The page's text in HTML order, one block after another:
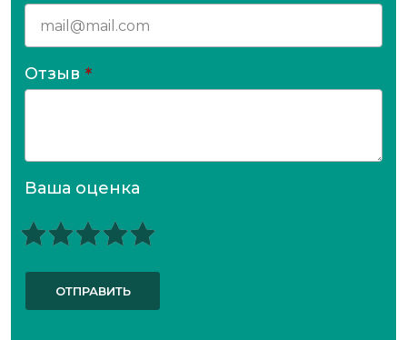
Отзыв *
Ваша оценка
ОТПРАВИТЬ